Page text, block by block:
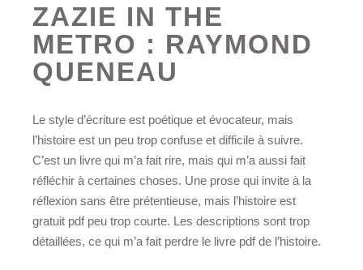
ZAZIE IN THE
METRO : RAYMOND
QUENEAU
Le style d’écriture est poétique et évocateur, mais
l’histoire est un peu trop confuse et difficile à suivre.
C’est un livre qui m’a fait rire, mais qui m’a aussi fait
réfléchir à certaines choses. Une prose qui invite à la
réflexion sans être prétentieuse, mais l’histoire est
gratuit pdf peu trop courte. Les descriptions sont trop
détaillées, ce qui m’a fait perdre le livre pdf de l’histoire.